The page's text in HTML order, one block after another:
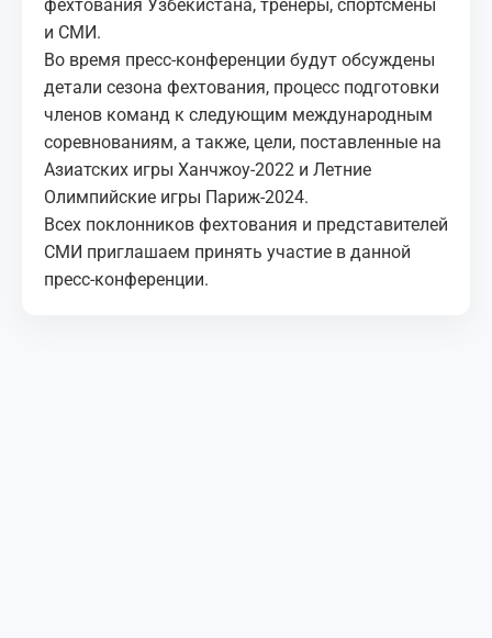
фехтования Узбекистана, тренеры, спортсмены
и СМИ.
Во время пресс-конференции будут обсуждены
детали сезона фехтования, процесс подготовки
членов команд к следующим международным
соревнованиям, а также, цели, поставленные на
Азиатских игры Ханчжоу-2022 и Летние
Олимпийские игры Париж-2024.
Всех поклонников фехтования и представителей
СМИ приглашаем принять участие в данной
пресс-конференции.